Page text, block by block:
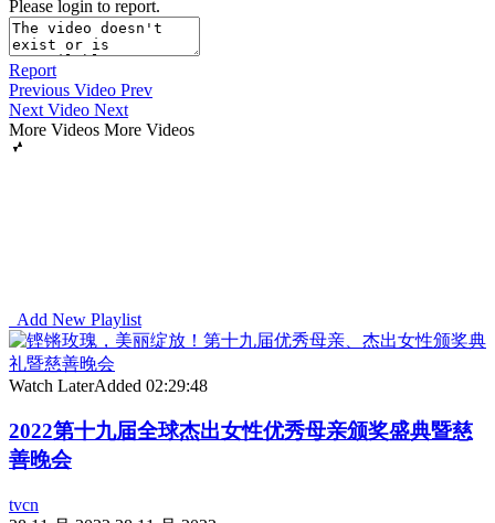
Please login to report.
Report
Previous Video Prev
Next Video Next
More Videos More Videos
Add New Playlist
Watch LaterAdded 02:29:48
2022第十九届全球杰出女性优秀母亲颁奖盛典暨慈
善晚会
tvcn